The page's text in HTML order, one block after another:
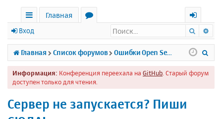
с
ы
л
к
Главная
р
у
м
х
о
д
Вход Поиск
Главная Список форумов
Информация: Конференция переехала на GitHub . Старый форум
доступен только для чтения.
Сервер не запускается? Пиши